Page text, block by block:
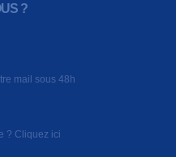
?
mail sous 48h
? Cliquez ici